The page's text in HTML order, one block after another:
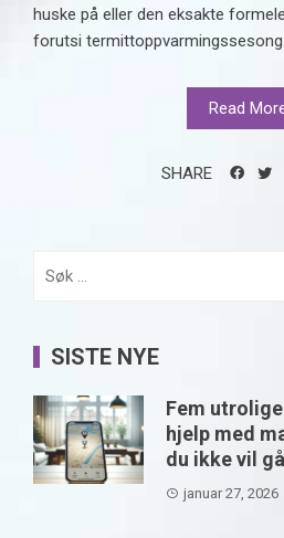
huske på eller den eksakte
forutsi
Read
SHARE
etter:
SISTE NYE
Fem
hjelp med
du ikke vil
januar 27, 2026